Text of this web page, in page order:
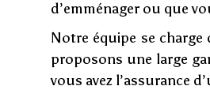
d’emménager ou que
Notre équipe se
proposons une large
vous avez l’assurance